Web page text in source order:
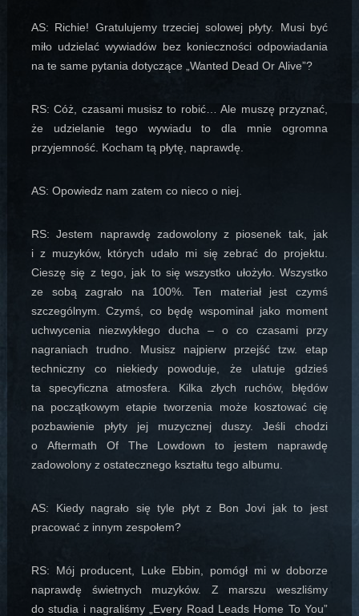
AS: Richie! Gratulujemy trzeciej solowej płyty. Musi być
miło udzielać wywiadów bez konieczności odpowiadania
na te same pytania dotyczące „Wanted Dead Or Alive”?
RS: Cóż, czasami musisz to robić… Ale muszę przyznać,
że udzielanie tego wywiadu to dla mnie ogromna
przyjemność. Kocham tą płytę, naprawdę.
AS: Opowiedz nam zatem co nieco o niej.
RS: Jestem naprawdę zadowolony z piosenek tak, jak
i z muzyków, których udało mi się zebrać do projektu.
Cieszę się z tego, jak to się wszystko ułożyło. Wszystko
ze sobą zagrało na 100%. Ten materiał jest czymś
szczególnym. Czymś, co będę wspominał jako moment
uchwycenia niezwykłego ducha – o co czasami przy
nagraniach trudno. Musisz najpierw przejść tzw. etap
techniczny co niekiedy powoduje, że ulatuje gdzieś
ta specyficzna atmosfera. Kilka złych ruchów, błędów
na początkowym etapie tworzenia może kosztować cię
pozbawienie płyty jej muzycznej duszy. Jeśli chodzi
o Aftermath Of The Lowdown to jestem naprawdę
zadowolony z ostatecznego kształtu tego albumu.
AS: Kiedy nagrało się tyle płyt z Bon Jovi jak to jest
pracować z innym zespołem?
RS: Mój producent, Luke Ebbin, pomógł mi w doborze
naprawdę świetnych muzyków. Z marszu weszliśmy
do studia i nagraliśmy „Every Road Leads Home To You”